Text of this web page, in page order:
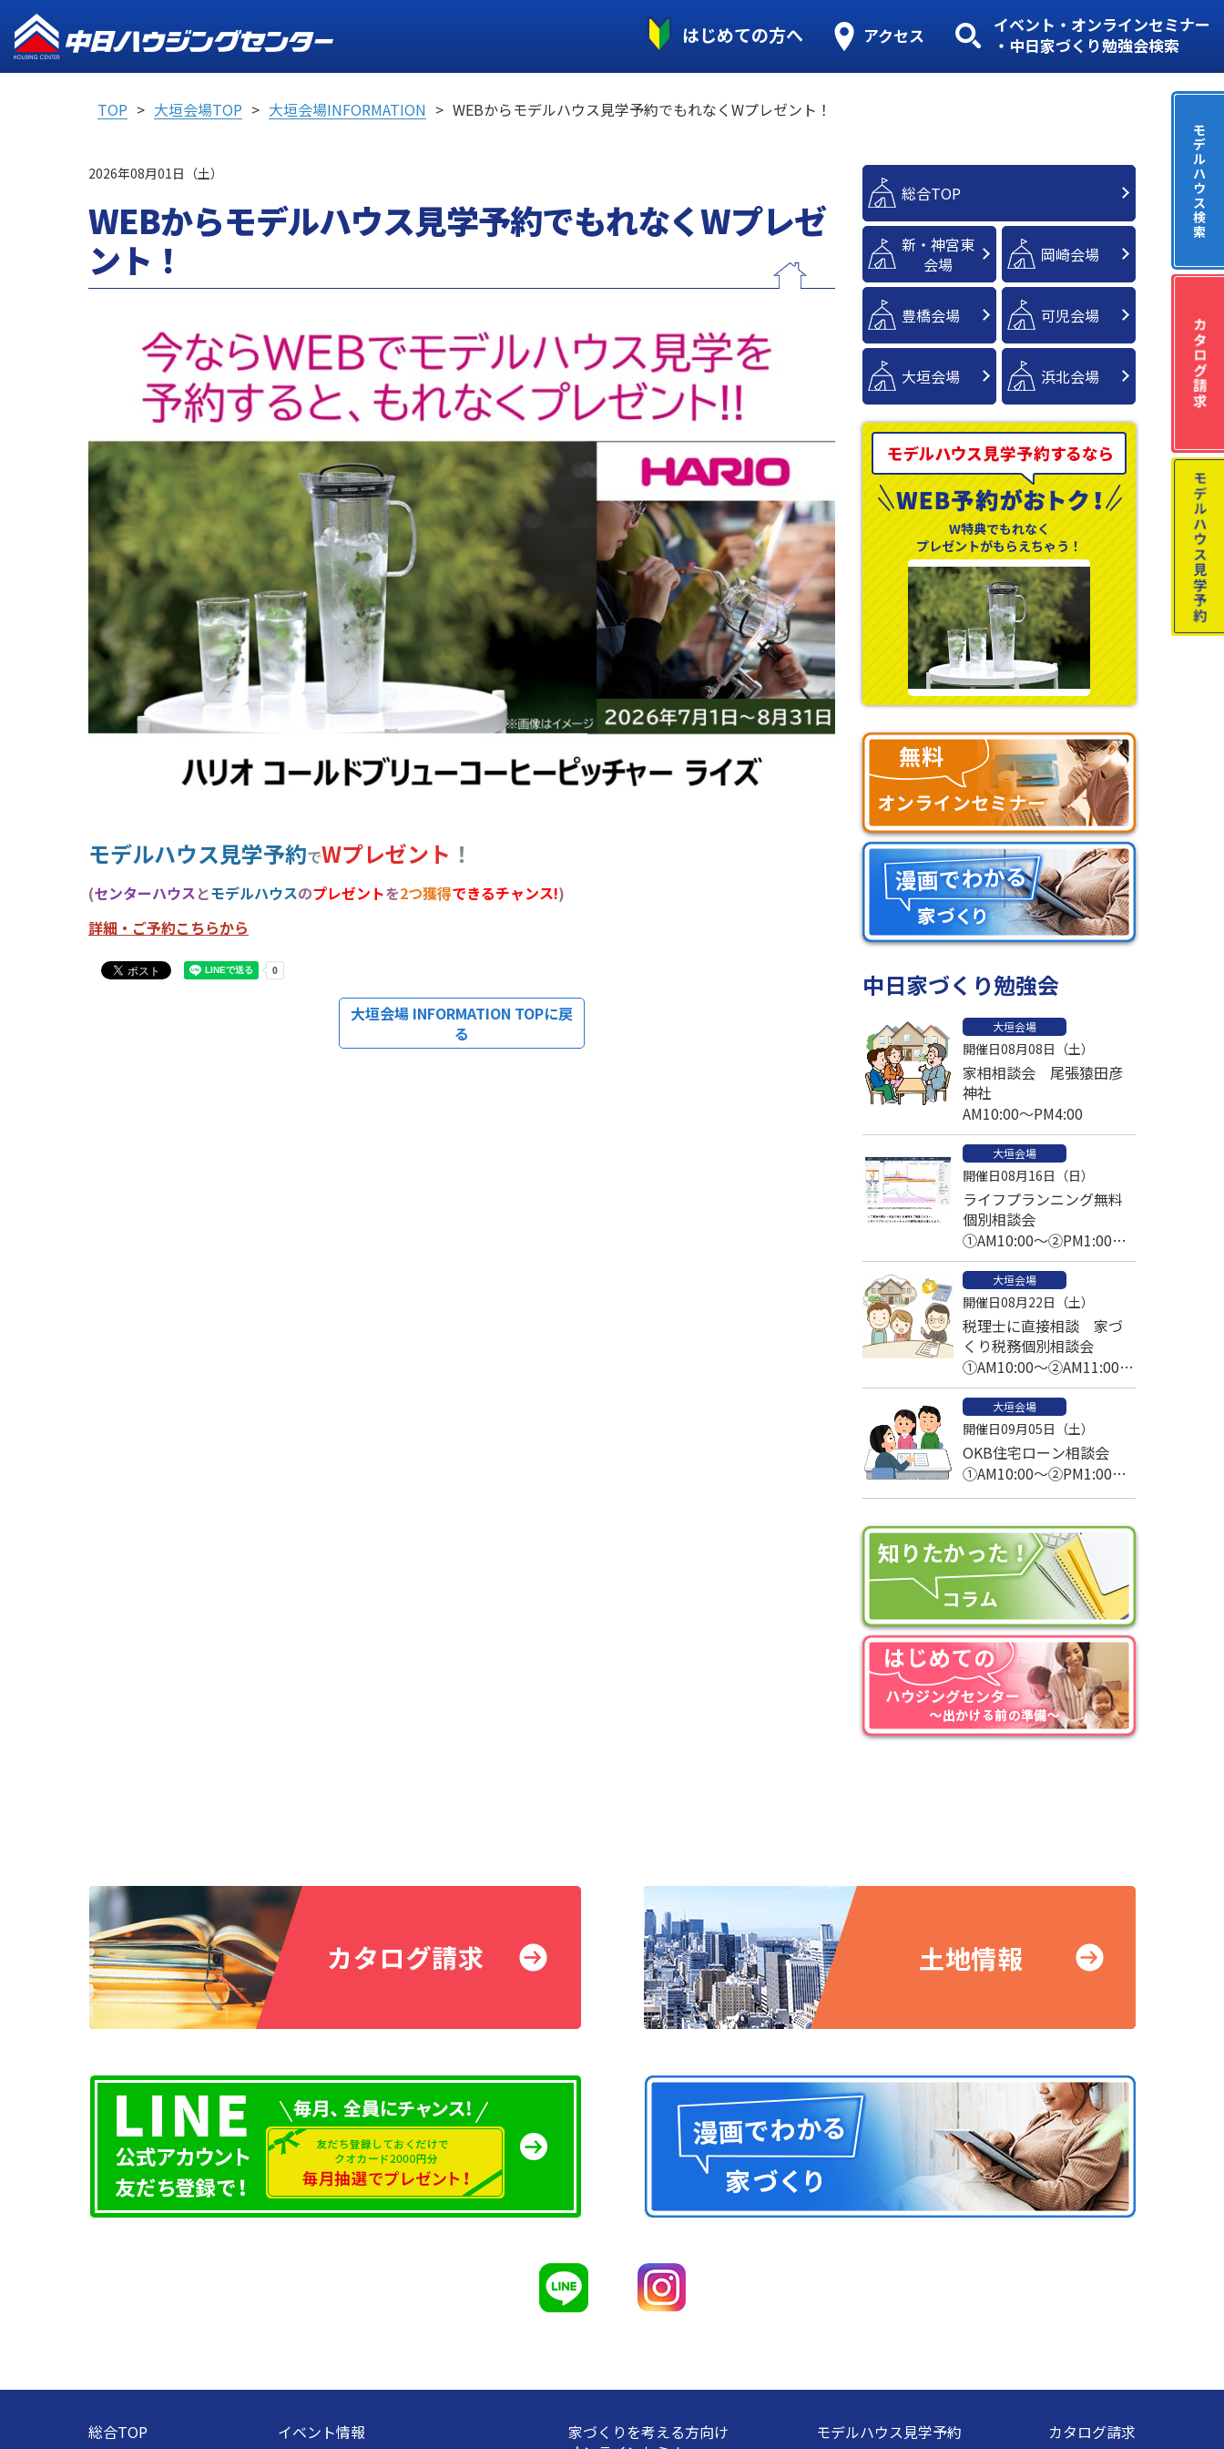
はじめての方へ アクセス
イベント・オンラインセミナー
・中日家づくり勉強会検索
TOP 大垣会場TOP 大垣会場INFORMATION WEBからモデルハウス見学予約でもれなくWプレゼント！
2026年08月01日（土）
WEBからモデルハウス見学予約でもれなくWプレゼ
ント！
モデルハウス見学予約でWプレゼント ！
(センターハウスとモデルハウスのプレゼントを2つ獲得できるチャンス!)
詳細・ご予約こちらから
大垣会場 INFORMATION TOPに戻
る
総合TOP
新・神宮東
会場
岡崎会場
豊橋会場 可児会場
大垣会場 浜北会場
W特典でもれなく
プレゼントがもらえちゃう！
中日家づくり勉強会
大垣会場
開催日08月08日（土）
家相相談会 尾張猿田彦
神社
AM10:00～PM4:00
大垣会場
開催日08月16日（日）
ライフプランニング無料
個別相談会
①AM10:00～②PM1:00～
③PM2:30～
大垣会場
開催日08月22日（土）
税理士に直接相談 家づ
くり税務個別相談会
①AM10:00～②AM11:00～
③PM1:00～④PM2:00～
⑤PM3:00～
大垣会場
開催日09月05日（土）
OKB住宅ローン相談会
①AM10:00～②PM1:00～
③PM2:30～
モ
デ
ル
ハ
ウ
ス
検
索
総合TOP イベント情報
家づくりを考える方向け
モデルハウス見学予約 カタログ請求